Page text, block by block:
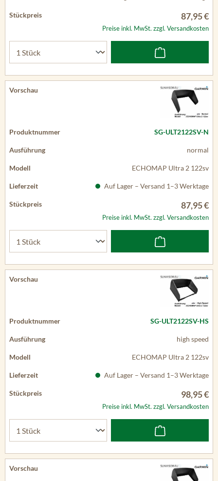
87,95 €
Preise inkl. MwSt. zzgl. Versandkosten
SG-ULT2122SV-N
normal
ECHOMAP Ultra 2 122sv
Auf Lager – Versand 1–3 Werktage
87,95 €
Preise inkl. MwSt. zzgl. Versandkosten
SG-ULT2122SV-HS
high speed
ECHOMAP Ultra 2 122sv
Auf Lager – Versand 1–3 Werktage
98,95 €
Preise inkl. MwSt. zzgl. Versandkosten